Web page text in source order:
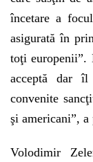
încetare a
asigurată în
toţi europenii”.
acceptă dar
convenite
şi americani”, a
Volodimir